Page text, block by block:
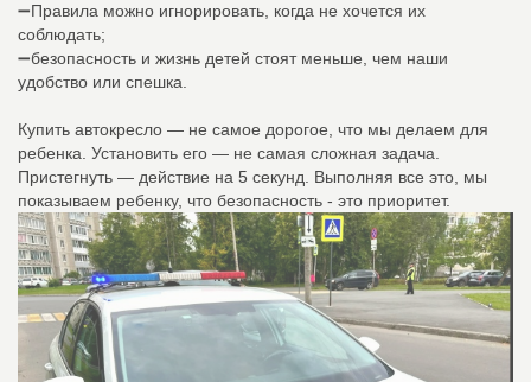
➖Правила можно игнорировать, когда не хочется их
соблюдать;
➖безопасность и жизнь детей стоят меньше, чем наши
удобство или спешка.
Купить автокресло — не самое дорогое, что мы делаем для
ребенка. Установить его — не самая сложная задача.
Пристегнуть — действие на 5 секунд. Выполняя все это, мы
показываем ребенку, что безопасность - это приоритет.